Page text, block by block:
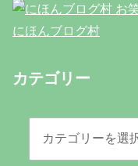
にほんブログ村
カテゴリー